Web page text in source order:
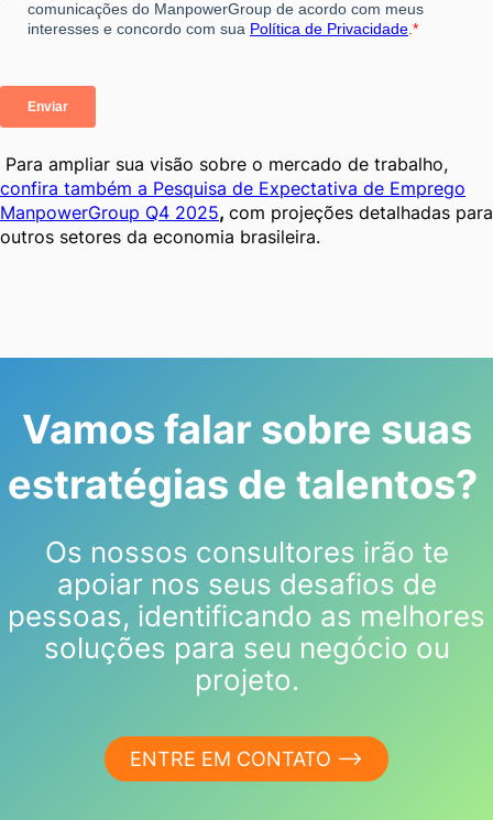
Para ampliar sua visão sobre o mercado de trabalho,
confira também a Pesquisa de Expectativa de Emprego
ManpowerGroup Q4 2025, com projeções detalhadas para
outros setores da economia brasileira.
Vamos falar sobre suas
estratégias de talentos?
Os nossos consultores irão te
apoiar nos seus desafios de
pessoas, identificando as melhores
soluções para seu negócio ou
projeto.
ENTRE EM CONTATO ⟶